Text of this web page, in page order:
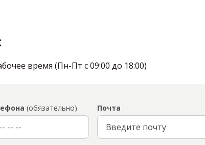
время (Пн-Пт с 09:00 до 18:00)
(обязательно) Почта